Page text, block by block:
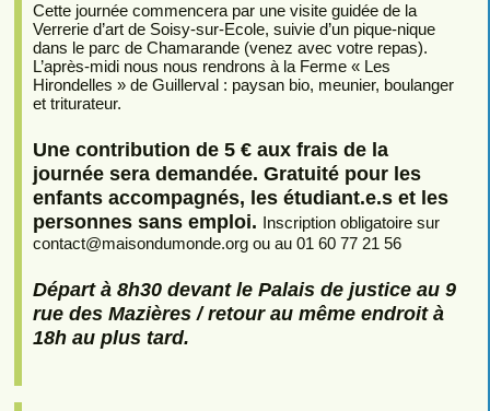
Cette journée commencera par une visite guidée de la
Verrerie d’art de Soisy-sur-Ecole, suivie d’un pique-nique
dans le parc de Chamarande (venez avec votre repas).
L’après-midi nous nous rendrons à la Ferme « Les
Hirondelles » de Guillerval : paysan bio, meunier, boulanger
et triturateur.
Une contribution de 5 € aux frais de la
journée sera demandée. Gratuité pour les
enfants accompagnés, les étudiant.e.s et les
personnes sans emploi. Inscription obligatoire sur
contact@maisondumonde.org ou au 01 60 77 21 56
Départ à 8h30 devant le Palais de justice au 9
rue des Mazières / retour au même endroit à
18h au plus tard.